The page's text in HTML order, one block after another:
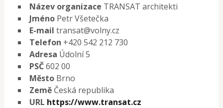
Název organizace TRANSAT architekti
Jméno Petr Všetečka
E-mail transat@volny.cz
Telefon +420 542 212 730
Adresa Údolní 5
PSČ602 00
Město Brno
Země Česká republika
URL https://www.transat.cz